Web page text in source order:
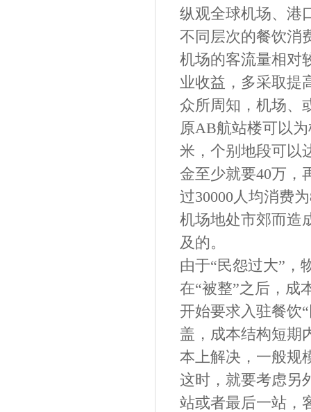
纵观全球机场、港
不同层次的餐饮消
机场的客流量相对
业收益，多采取提
众所周知，机场、
原AB航站楼可以
米，个别地段可以
金至少就要40万，
过30000人均消费
机场地处市郊而造
及的。
由于“民怨过大”，
在“被整”之后，成
开始要求入驻餐饮
盖，成本结构短期
本上解决，一般规
这时，就要考虑另
站或者最后一站，